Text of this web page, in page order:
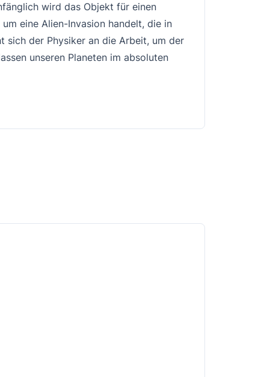
wird das Objekt für einen
eine Alien-Invasion handelt, die in
sich der Physiker an die Arbeit, um der
unseren Planeten im absoluten